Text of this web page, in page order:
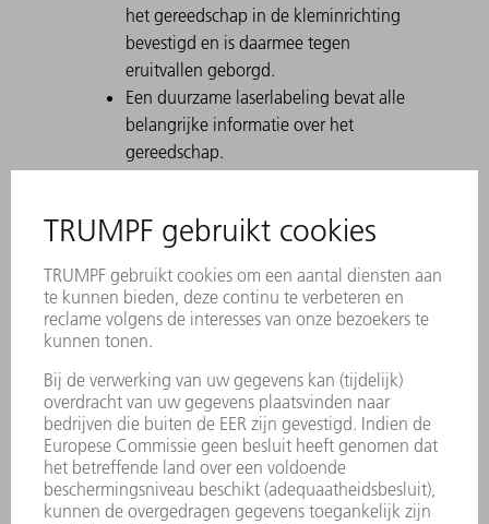
het gereedschap in de kleminrichting
bevestigd en is daarmee tegen
eruitvallen geborgd.
Een duurzame laserlabeling bevat alle
belangrijke informatie over het
gereedschap.
worden geïdentificeerd.
Gereedschapswijzigingen zijn op
verzoek verkrijgbaar.
Eenvoudig verschuiven van zware en
gelede gereedschappen via
ComfortSlide
Dankzij een grote buiging speciaal
geschikt voor U-delen